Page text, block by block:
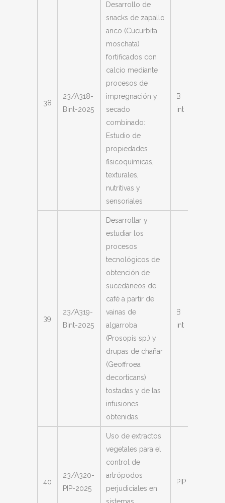
38
23/A318-
Bint-2025
Desarrollo de
snacks de zapallo
anco (Cucurbita
moschata)
fortificados con
calcio mediante
procesos de
impregnación y
secado
combinado:
Estudio de
propiedades
fisicoquímicas,
texturales,
nutritivas y
sensoriales
B
int
39
23/A319-
Bint-2025
Desarrollar y
estudiar los
procesos
tecnológicos de
obtención de
sucedáneos de
café a partir de
vainas de
algarroba
(Prosopis sp.) y
drupas de chañar
(Geoffroea
decorticans)
tostadas y de las
infusiones
obtenidas.
B
int
40
23/A320-
PIP-2025
Uso de extractos
vegetales para el
control de
artrópodos
perjudiciales en
PIP